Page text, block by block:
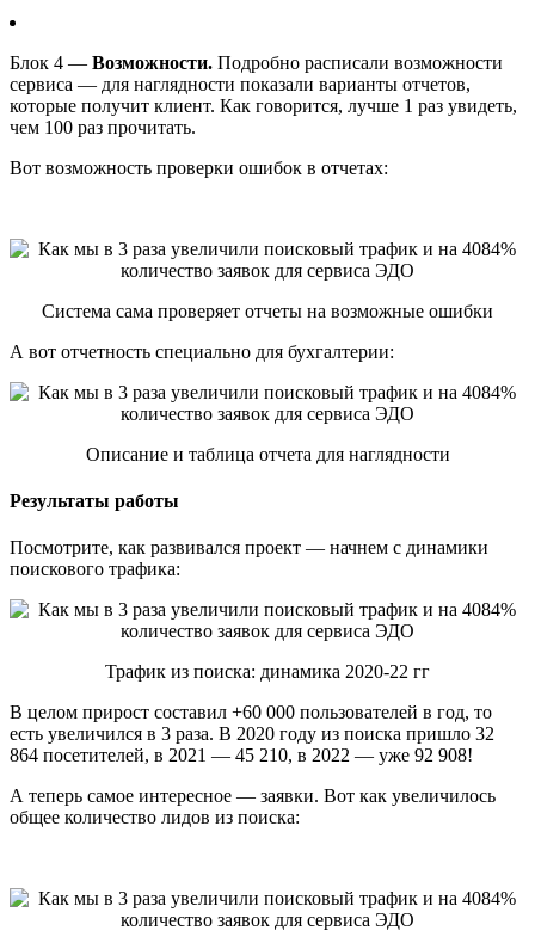
Блок 4 — Возможности. Подробно расписали возможности
сервиса — для наглядности показали варианты отчетов,
которые получит клиент. Как говорится, лучше 1 раз увидеть,
чем 100 раз прочитать.
Вот возможность проверки ошибок в отчетах:
Система сама проверяет отчеты на возможные ошибки
А вот отчетность специально для бухгалтерии:
Описание и таблица отчета для наглядности
Результаты работы
Посмотрите, как развивался проект — начнем с динамики
поискового трафика:
Трафик из поиска: динамика 2020-22 гг
В целом прирост составил +60 000 пользователей в год, то
есть увеличился в 3 раза. В 2020 году из поиска пришло 32
864 посетителей, в 2021 — 45 210, в 2022 — уже 92 908!
А теперь самое интересное — заявки. Вот как увеличилось
общее количество лидов из поиска: